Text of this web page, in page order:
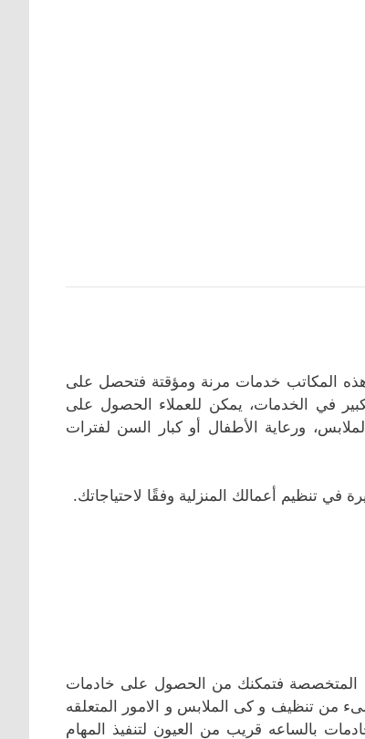
المكاتب خدمات مرنة ومؤقتة فتحصل على
في الخدمات، يمكن للعملاء الحصول على
ورعاية الأطفال أو كبار السن لفترات
في تنظيم أعمالك المنزلية وفقًا لاحتياجاتك.
المتخصصة فتمكنك من الحصول على خادمات
من تنظيف و كى الملابس و الامور المتعلقه
بالساعه قريب من العيون لتنفيذ المهام